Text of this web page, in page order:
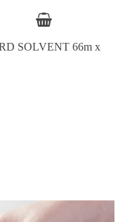
SOLVENT 66m x